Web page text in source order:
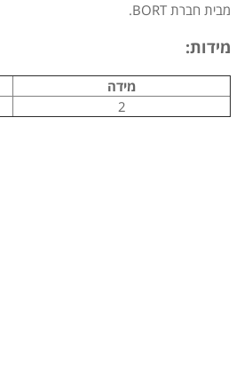
מבית חברת BORT.
מידות:
מידה
2